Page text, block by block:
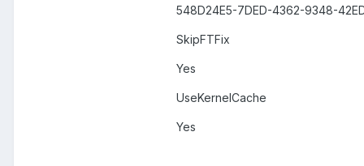
548D24E5-7DED-4362-9348-
SkipFTFix
Yes
UseKernelCache
Yes